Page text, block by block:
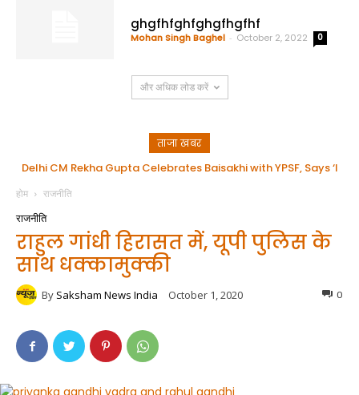
ghgfhfghfghgfhgfhf
Mohan Singh Baghel - October 2, 2022 0
और अधिक लोड करें